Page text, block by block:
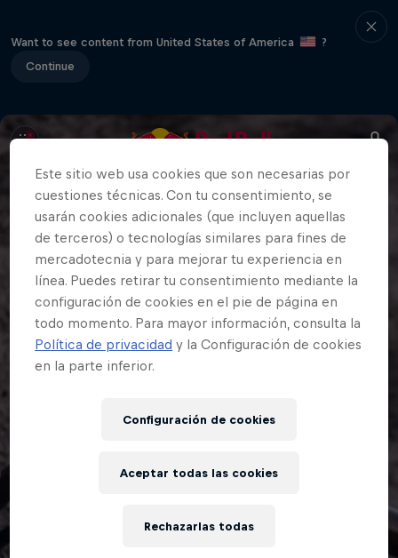
Want to see content from United States of America
?
Continue
Este sitio web usa cookies que son necesarias por
cuestiones técnicas. Con tu consentimiento, se
usarán cookies adicionales (que incluyen aquellas
de terceros) o tecnologías similares para fines de
mercadotecnia y para mejorar tu experiencia en
línea. Puedes retirar tu consentimiento mediante la
configuración de cookies en el pie de página en
todo momento. Para mayor información, consulta la
Política de privacidad y la Configuración de cookies
en la parte inferior.
Configuración de cookies
Rechazarlas todas
Aceptar todas las cookies